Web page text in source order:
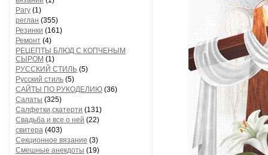
Рагу (1)
реглан (355)
Резинки (161)
Ремонт (4)
РЕЦЕПТЫ БЛЮД С КОПЧЕНЫМ
СЫРОМ (1)
РУССКИЙ СТИЛЬ (5)
Русский стиль (5)
САЙТЫ ПО РУКОДЕЛИЮ (36)
Салаты (325)
Салфетки,скатерти (131)
Свадьба и все о ней (22)
свитера (403)
Секционное вязание (3)
Смешные анекдоты (19)